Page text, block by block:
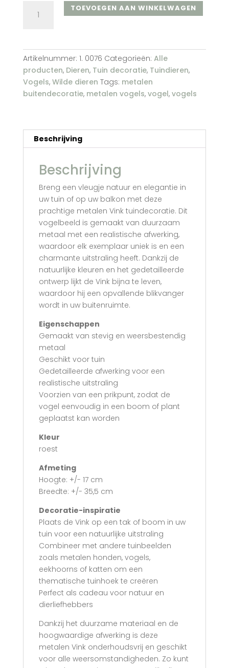
TOEVOEGEN AAN WINKELWAGEN
Artikelnummer: 1. 0076 Categorieën: Alle
producten, Dieren, Tuin decoratie, Tuindieren,
Vogels, Wilde dieren Tags: metalen
buitendecoratie, metalen vogels, vogel, vogels
Beschrijving
Beschrijving
Breng een vleugje natuur en elegantie in
uw tuin of op uw balkon met deze
prachtige metalen Vink tuindecoratie. Dit
vogelbeeld is gemaakt van duurzaam
metaal met een realistische afwerking,
waardoor elk exemplaar uniek is en een
charmante uitstraling heeft. Dankzij de
natuurlijke kleuren en het gedetailleerde
ontwerp lijkt de Vink bijna te leven,
waardoor hij een opvallende blikvanger
wordt in uw buitenruimte.
Eigenschappen
Gemaakt van stevig en weersbestendig
metaal
Geschikt voor tuin
Gedetailleerde afwerking voor een
realistische uitstraling
Voorzien van een prikpunt, zodat de
vogel eenvoudig in een boom of plant
geplaatst kan worden
Kleur
roest
Afmeting
Hoogte: +/- 17 cm
Breedte: +/- 35,5 cm
Decoratie-inspiratie
Plaats de Vink op een tak of boom in uw
tuin voor een natuurlijke uitstraling
Combineer met andere tuinbeelden
zoals metalen honden, vogels,
eekhoorns of katten om een
thematische tuinhoek te creëren
Perfect als cadeau voor natuur en
dierliefhebbers
Dankzij het duurzame materiaal en de
hoogwaardige afwerking is deze
metalen Vink onderhoudsvrij en geschikt
voor alle weersomstandigheden. Zo kunt